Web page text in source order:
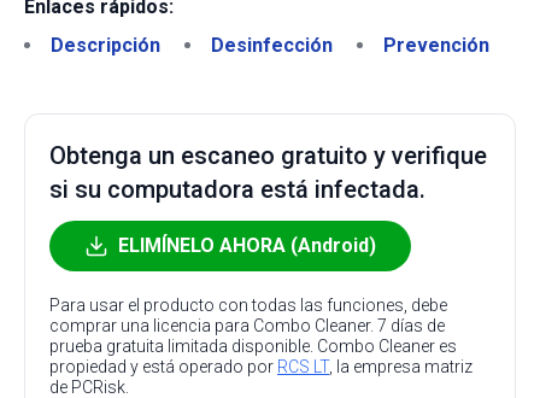
Enlaces rápidos:
Descripción
Desinfección Prevención
Obtenga un escaneo gratuito y verifique
si su computadora está infectada.
ELIMÍNELO AHORA (Android)
Para usar el producto con todas las funciones, debe
comprar una licencia para Combo Cleaner. 7 días de
prueba gratuita limitada disponible. Combo Cleaner es
propiedad y está operado por RCS LT, la empresa matriz
de PCRisk.